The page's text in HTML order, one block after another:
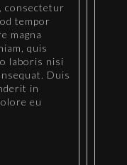
consectetur
tempor
magna
quis
laboris nisi
Duis
in
eu